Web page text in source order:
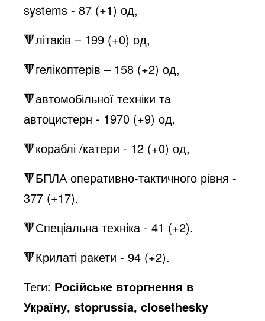
systems - 87 (+1) од,
🔻літаків – 199 (+0) од,
🔻гелікоптерів – 158 (+2) од,
🔻автомобільної техніки та
автоцистерн - 1970 (+9) од,
🔻кораблі /катери - 12 (+0) од,
🔻БПЛА оперативно-тактичного рівня -
377 (+17).
🔻Спеціальна техніка - 41 (+2).
🔻Крилаті ракети - 94 (+2).
Теги: Російське вторгнення в
Україну, stoprussia, closethesky